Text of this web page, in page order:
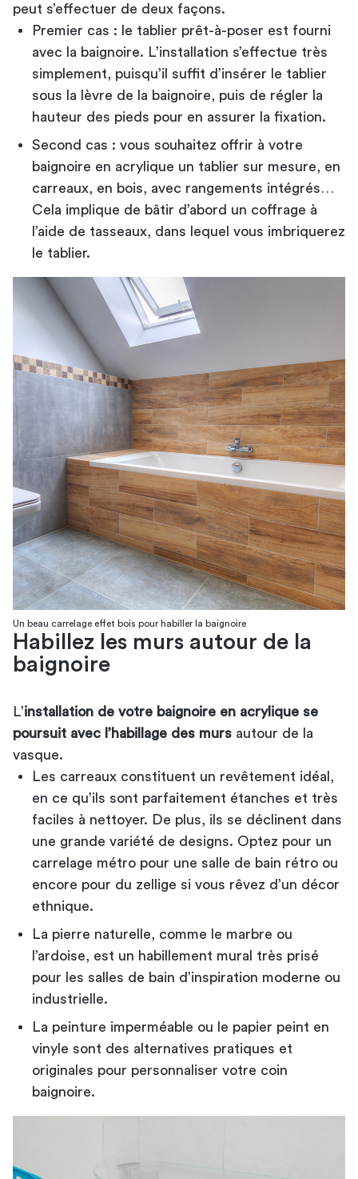
Un beau carrelage effet bois pour habiller la baignoire
peut s’effectuer de deux façons.
Premier cas : le tablier prêt-à-poser est fourni
avec la baignoire. L’installation s’effectue très
simplement, puisqu’il suffit d’insérer le tablier
sous la lèvre de la baignoire, puis de régler la
hauteur des pieds pour en assurer la fixation.
Second cas : vous souhaitez offrir à votre
baignoire en acrylique un tablier sur mesure, en
carreaux, en bois, avec rangements intégrés…
Cela implique de bâtir d’abord un coffrage à
l’aide de tasseaux, dans lequel vous imbriquerez
le tablier.
Habillez les murs autour de la
baignoire
L’installation de votre baignoire en acrylique se
poursuit avec l’habillage des murs autour de la
vasque.
Les carreaux constituent un revêtement idéal,
en ce qu’ils sont parfaitement étanches et très
faciles à nettoyer. De plus, ils se déclinent dans
une grande variété de designs. Optez pour un
carrelage métro pour une salle de bain rétro ou
encore pour du zellige si vous rêvez d’un décor
ethnique.
La pierre naturelle, comme le marbre ou
l’ardoise, est un habillement mural très prisé
pour les salles de bain d’inspiration moderne ou
industrielle.
La peinture imperméable ou le papier peint en
vinyle sont des alternatives pratiques et
originales pour personnaliser votre coin
baignoire.